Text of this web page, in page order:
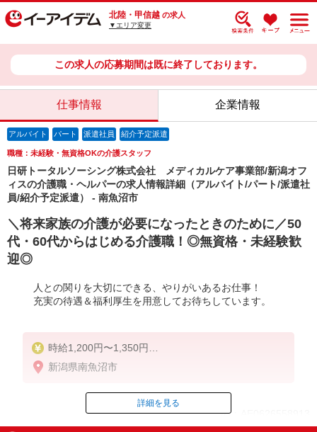
北陸・甲信越 の求人
▼エリア変更
この求人の応募期間は既に終了しております。
仕事情報 企業情報
アルバイト パート 派遣社員 紹介予定派遣
職種：未経験・無資格OKの介護スタッフ
日研トータルソーシング株式会社 メディカルケア事業部/新潟オフ
ィスの介護職・ヘルパーの求人情報詳細（アルバイト/パート/派遣社
員/紹介予定派遣） - 南魚沼市
＼将来家族の介護が必要になったときのために／50
代・60代からはじめる介護職！◎無資格・未経験歓
迎◎
人との関りを大切にできる、やりがいあるお仕事！
充実の待遇＆福利厚生を用意してお待ちしています。
時給1,200円〜1,350円
★週払いOK（規定あり）
新潟県南魚沼市
ID：AE0626558913
詳細を見る